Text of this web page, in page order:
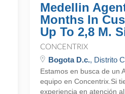
Medellin
Months In
Up To 2,8 M.
CONCENTRIX
Bogota D.c., Distrito
Estamos en busca de un
equipo en Concentrix.Si
experiencia en atención